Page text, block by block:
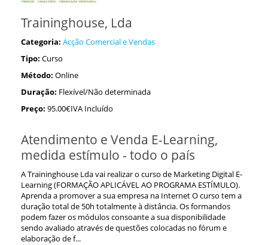
Traininghouse, Lda
Categoria: Acção Comercial e Vendas
Tipo: Curso
Método: Online
Duração: Flexível/Não determinada
Preço: 95.00€IVA Incluído
Atendimento e Venda E-Learning,
medida estímulo - todo o país
A Traininghouse Lda vai realizar o curso de Marketing Digital E-
Learning (FORMAÇÃO APLICÁVEL AO PROGRAMA ESTÍMULO).
Aprenda a promover a sua empresa na Internet O curso tem a
duração total de 50h totalmente à distância. Os formandos
podem fazer os módulos consoante a sua disponibilidade
sendo avaliado através de questões colocadas no fórum e
elaboração de f...